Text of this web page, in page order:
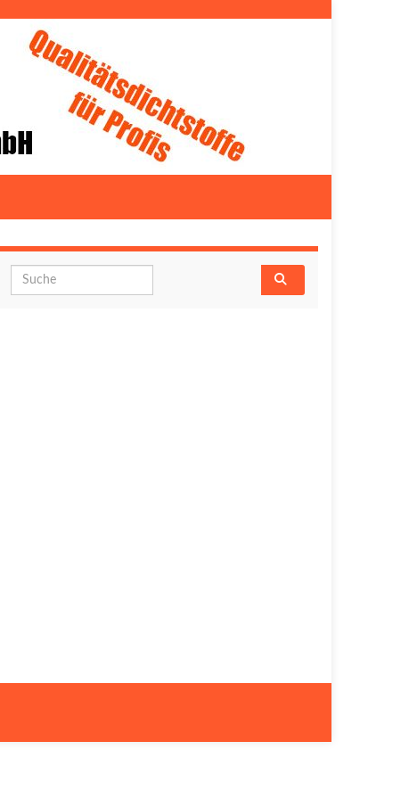
Search for: